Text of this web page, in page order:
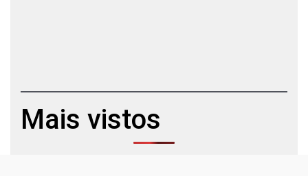
Mais vistos